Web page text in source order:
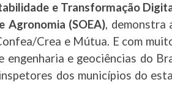
e Transformação
Agronomia (SOEA), demonstra
Crea e Mútua. E com
e geociências do
dos municípios do